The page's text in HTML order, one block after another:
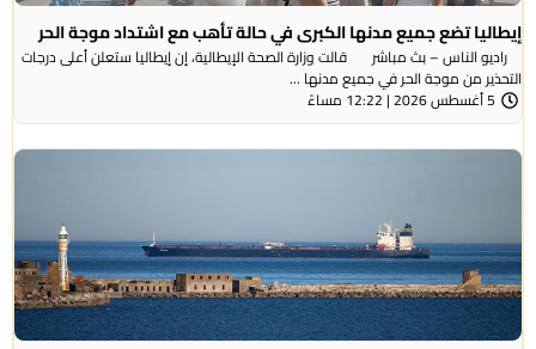
إيطاليا تضع جميع مدنها الكبرى في حالة تأهب مع اشتداد موجة الحر
راديو الناس – بث مباشر قالت وزارة الصحة الإيطالية، إن إيطاليا ستعلن أعلى درجات
التحذير من موجة ​الحر في جميع مدنها ...
5 أغسطس 2026 | 12:22 مساءً